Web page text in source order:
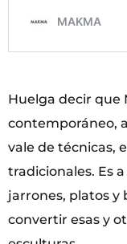
Huelga decir que
contemporáneo,
vale de técnicas,
tradicionales. Es
jarrones, platos y
convertir esas y